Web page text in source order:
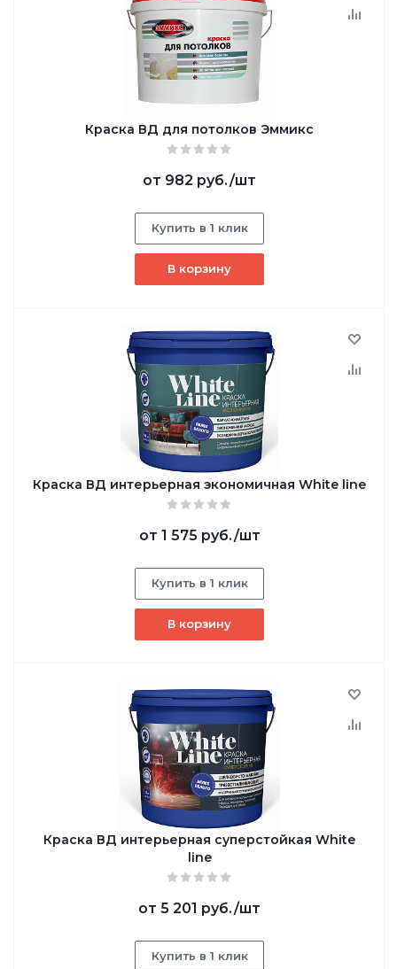
Краска ВД для потолков Эммикс
от 982 руб./шт
Купить в 1 клик
В корзину
Краска ВД интерьерная экономичная White line
от 1 575 руб./шт
Купить в 1 клик
В корзину
Краска ВД интерьерная суперстойкая White
line
от 5 201 руб./шт
Купить в 1 клик